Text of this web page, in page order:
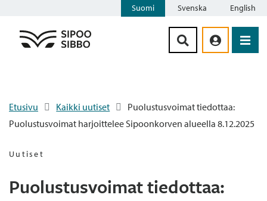
Suomi Svenska English
Etusivu Kaikki uutiset
Puolustusvoimat tiedottaa:
Puolustusvoimat harjoittelee Sipoonkorven alueella 8.12.2025
Uutiset
Puolustusvoimat tiedottaa: